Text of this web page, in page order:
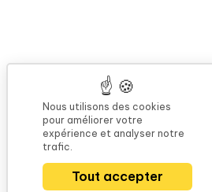
Nous utilisons des cookies
pour améliorer votre
expérience et analyser notre
trafic.
Tout accepter